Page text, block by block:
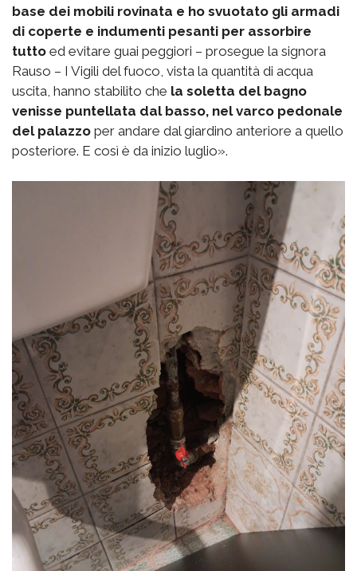
base dei mobili rovinata e ho svuotato gli armadi
di coperte e indumenti pesanti per assorbire
tutto ed evitare guai peggiori – prosegue la signora
Rauso – I Vigili del fuoco, vista la quantità di acqua
uscita, hanno stabilito che la soletta del bagno
venisse puntellata dal basso, nel varco pedonale
del palazzo per andare dal giardino anteriore a quello
posteriore. E così è da inizio luglio».